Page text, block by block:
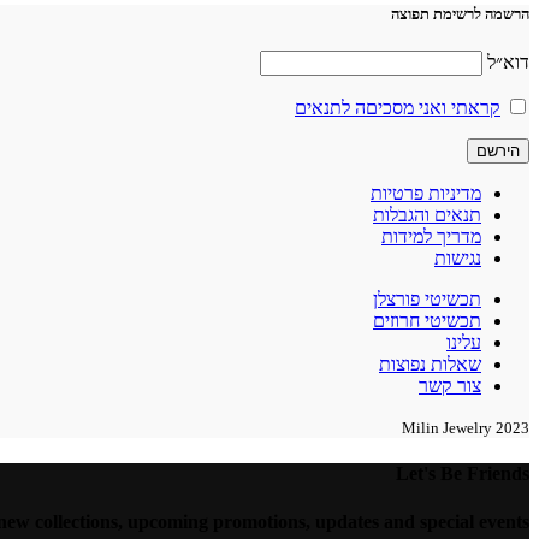
הרשמה לרשימת תפוצה
דוא״ל
קראתי ואני מסכיםה לתנאים
מדיניות פרטיות
תנאים והגבלות
מדריך למידות
נגישות
תכשיטי פורצלן
תכשיטי חרוזים
עלינו
שאלות נפוצות
צור קשר
2023 Milin Jewelry